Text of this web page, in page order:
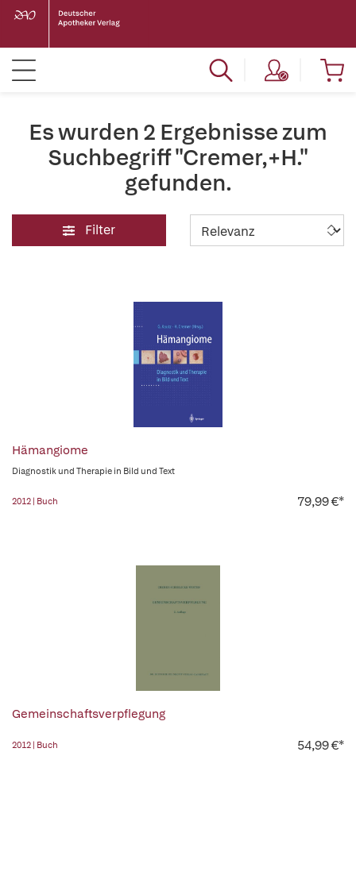
Es wurden 2 Ergebnisse zum
Suchbegriff "Cremer,+H."
gefunden.
Filter
Hämangiome
Diagnostik und Therapie in Bild und Text
2012 | Buch 79,99 €*
Gemeinschaftsverpflegung
2012 | Buch 54,99 €*